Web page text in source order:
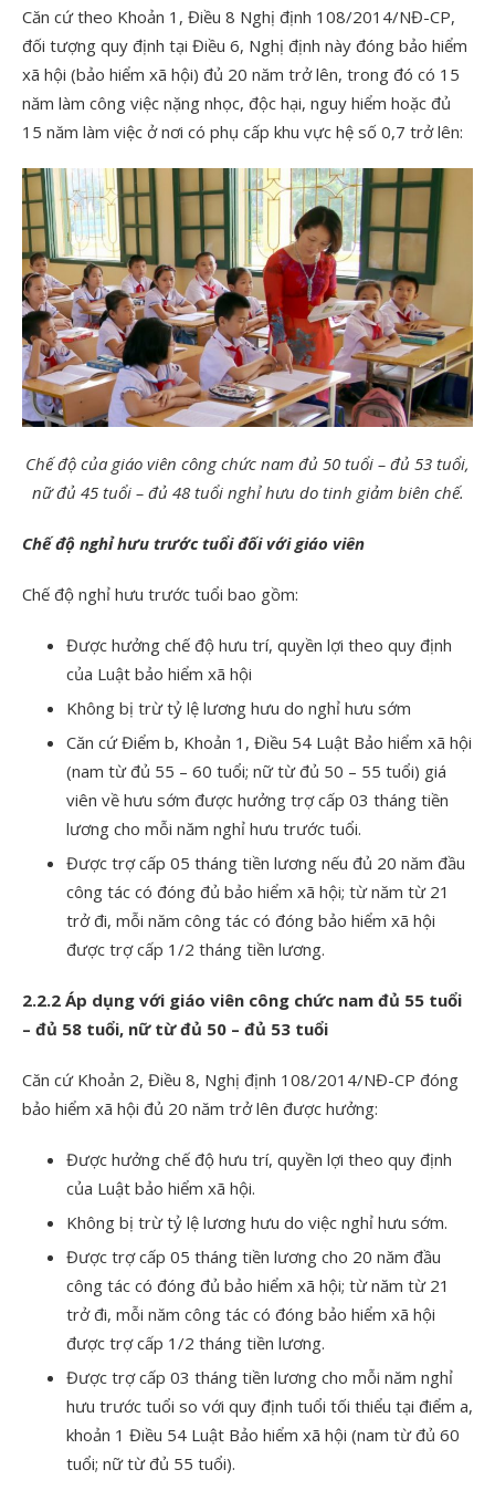
Căn cứ theo Khoản 1, Điều 8 Nghị định 108/2014/NĐ-CP,
đối tượng quy định tại Điều 6, Nghị định này đóng bảo hiểm
xã hội (bảo hiểm xã hội) đủ 20 năm trở lên, trong đó có 15
năm làm công việc nặng nhọc, độc hại, nguy hiểm hoặc đủ
15 năm làm việc ở nơi có phụ cấp khu vực hệ số 0,7 trở lên:
Chế độ của giáo viên công chức nam đủ 50 tuổi – đủ 53 tuổi,
nữ đủ 45 tuổi – đủ 48 tuổi nghỉ hưu do tinh giảm biên chế.
Chế độ nghỉ hưu trước tuổi đối với giáo viên
Chế độ nghỉ hưu trước tuổi bao gồm:
Được hưởng chế độ hưu trí, quyền lợi theo quy định
của Luật bảo hiểm xã hội
Không bị trừ tỷ lệ lương hưu do nghỉ hưu sớm
Căn cứ Điểm b, Khoản 1, Điều 54 Luật Bảo hiểm xã hội
(nam từ đủ 55 – 60 tuổi; nữ từ đủ 50 – 55 tuổi) giá
viên về hưu sớm được hưởng trợ cấp 03 tháng tiền
lương cho mỗi năm nghỉ hưu trước tuổi.
Được trợ cấp 05 tháng tiền lương nếu đủ 20 năm đầu
công tác có đóng đủ bảo hiểm xã hội; từ năm từ 21
trở đi, mỗi năm công tác có đóng bảo hiểm xã hội
được trợ cấp 1/2 tháng tiền lương.
2.2.2 Áp dụng với giáo viên công chức nam đủ 55 tuổi
– đủ 58 tuổi, nữ từ đủ 50 – đủ 53 tuổi
Căn cứ Khoản 2, Điều 8, Nghị định 108/2014/NĐ-CP đóng
bảo hiểm xã hội đủ 20 năm trở lên được hưởng:
Được hưởng chế độ hưu trí, quyền lợi theo quy định
của Luật bảo hiểm xã hội.
Không bị trừ tỷ lệ lương hưu do việc nghỉ hưu sớm.
Được trợ cấp 05 tháng tiền lương cho 20 năm đầu
công tác có đóng đủ bảo hiểm xã hội; từ năm từ 21
trở đi, mỗi năm công tác có đóng bảo hiểm xã hội
được trợ cấp 1/2 tháng tiền lương.
Được trợ cấp 03 tháng tiền lương cho mỗi năm nghỉ
hưu trước tuổi so với quy định tuổi tối thiểu tại điểm a,
khoản 1 Điều 54 Luật Bảo hiểm xã hội (nam từ đủ 60
tuổi; nữ từ đủ 55 tuổi).